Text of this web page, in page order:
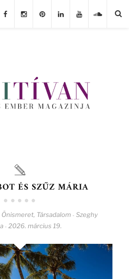
ÉS SZŰZ MÁRIA
Önismeret, Társadalom - Szeghy
- 2026. március 19.